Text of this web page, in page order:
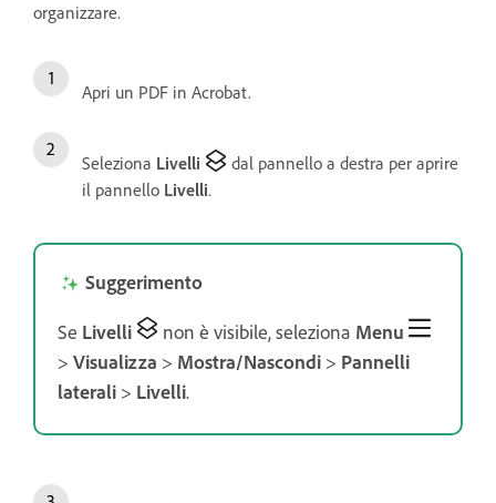
organizzare.
Apri un PDF in Acrobat.
Seleziona Livelli
dal pannello a destra per aprire
il pannello Livelli.
Suggerimento
Se Livelli non è visibile, seleziona Menu
> Visualizza > Mostra/Nascondi > Pannelli
laterali > Livelli.